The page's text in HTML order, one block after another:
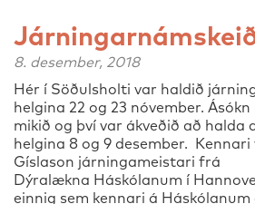
8. desember, 2018
Hér í Söðulsholti var haldið
helgina 22 og 23 nóvember.
mikið og því var ákveðið að halda
helgina 8 og 9 desember.
Gíslason járningameistari frá
Dýralækna Háskólanum í
einnig sem kennari á Háskólanum